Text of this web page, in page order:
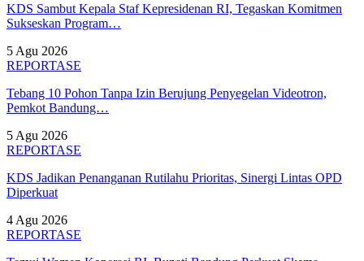
KDS Sambut Kepala Staf Kepresidenan RI, Tegaskan Komitmen
Sukseskan Program…
5 Agu 2026
REPORTASE
Tebang 10 Pohon Tanpa Izin Berujung Penyegelan Videotron,
Pemkot Bandung…
5 Agu 2026
REPORTASE
KDS Jadikan Penanganan Rutilahu Prioritas, Sinergi Lintas OPD
Diperkuat
4 Agu 2026
REPORTASE